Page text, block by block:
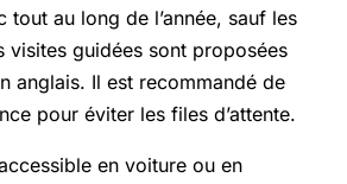
tout au long de l’année, sauf les
visites guidées sont proposées
anglais. Il est recommandé de
pour éviter les files d’attente.
en voiture ou en